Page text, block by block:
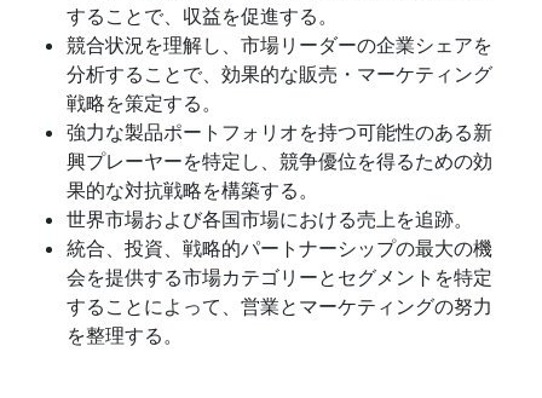
することで、収益を促進する。
競合状況を理解し、市場リーダーの企業シェアを
分析することで、効果的な販売・マーケティング
戦略を策定する。
強力な製品ポートフォリオを持つ可能性のある新
興プレーヤーを特定し、競争優位を得るための効
果的な対抗戦略を構築する。
世界市場および各国市場における売上を追跡。
統合、投資、戦略的パートナーシップの最大の機
会を提供する市場カテゴリーとセグメントを特定
することによって、営業とマーケティングの努力
を整理する。